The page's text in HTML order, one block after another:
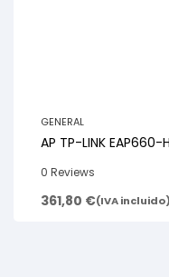
GENERAL
AP TP-LINK EAP660-
0 Reviews
361,80 €(IVA incluido)